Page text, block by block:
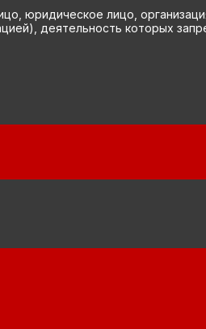
юридическое лицо,
деятельность которых